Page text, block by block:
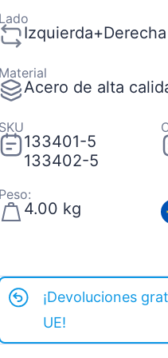
Izquierda+Derecha
Acero de alta
133401-5
133402-5
4.00 kg
¡Devoluciones
UE!